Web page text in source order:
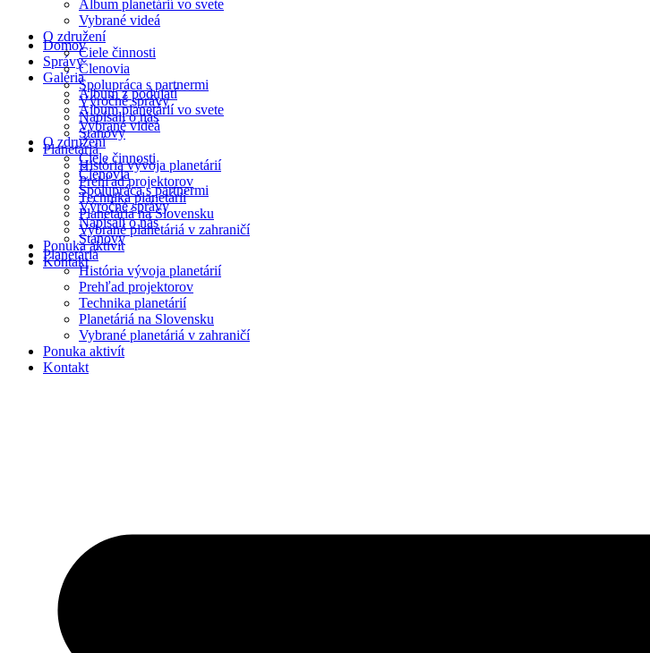
obsah
Domov
Správy
Galéria
Album z podujatí
Album planetárií vo svete
Vybrané videá
O združení
Ciele činnosti
Členovia
Spolupráca s partnermi
Výročné správy
Napísali o nás
Stanovy
Planetáriá
História vývoja planetárií
Prehľad projektorov
Technika planetárií
Planetáriá na Slovensku
Vybrané planetáriá v zahraničí
Ponuka aktivít
Kontakt
Album planetárií vo svete
Vybrané videá
O združení
Ciele činnosti
Členovia
Spolupráca s partnermi
Výročné správy
Napísali o nás
Stanovy
Planetáriá
História vývoja planetárií
Prehľad projektorov
Technika planetárií
Planetáriá na Slovensku
Vybrané planetáriá v zahraničí
Ponuka aktivít
Kontakt